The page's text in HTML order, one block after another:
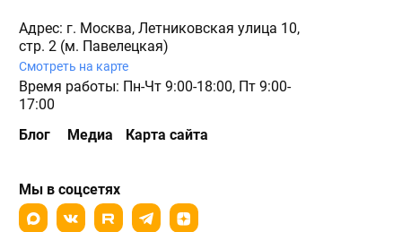
Адрес: г. Москва, Летниковская улица 10,
стр. 2 (м. Павелецкая)
Смотреть на карте
Время работы: Пн-Чт 9:00-18:00, Пт 9:00-
17:00
Блог
Медиа Карта сайта
Мы в соцсетях